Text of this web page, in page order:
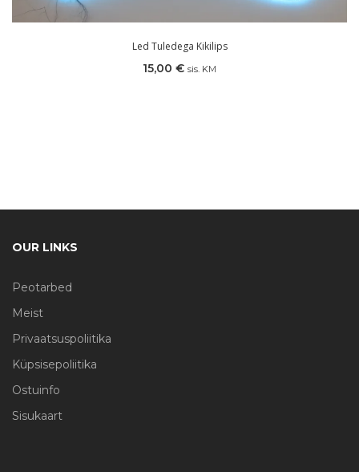
Led Tuledega Kikilips
15,00 € sis. KM
OUR LINKS
Peotarbed
Meist
Privaatsuspoliitika
Küpsisepoliitika
Ostuinfo
Sisukaart